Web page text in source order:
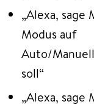
„Alexa, sage
Modus auf
Auto/
soll“
„Alexa, sage